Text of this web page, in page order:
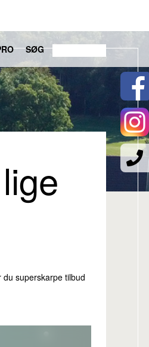
SØG
superskarpe tilbud